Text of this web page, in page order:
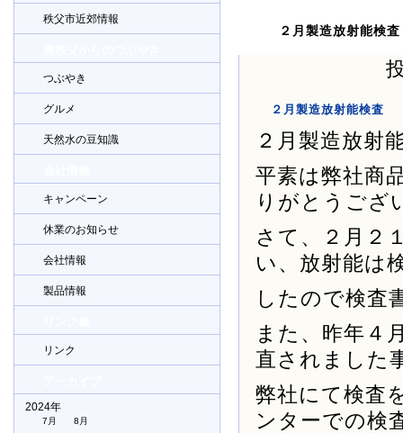
秩父市近郊情報
つぶやき
グルメ
天然水の豆知識
キャンペーン
休業のお知らせ
会社情報
製品情報
リンク
2024年
7月 8月
２月製造放射能検査
２月製造放射能検査
２月製造放射
平素は弊社商
りがとうござ
さて、２月２
い、放射能は
したので検査
また、昨年４
直されました
弊社にて検査
ンターでの検